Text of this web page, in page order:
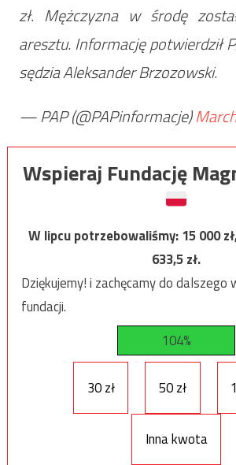
zł. Mężczyzna w środę
aresztu. Informację potwierdził
sędzia Aleksander Brzozowski.
— PAP (@PAPinformacje)
Wspieraj Fundację
W lipcu potrzebowaliśmy:15 000
633,5zł.
Dziękujemy! i zachęcamy do dalszego
fundacji.
104%
30 zł 50 zł
Inna kwota